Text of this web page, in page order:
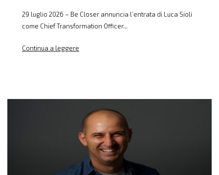
29 luglio 2026 – Be Closer annuncia l’entrata di Luca Sioli
come Chief Transformation Officer...
Continua a leggere